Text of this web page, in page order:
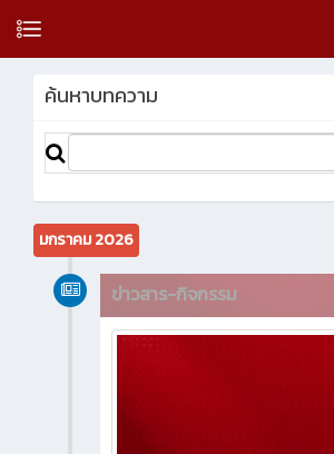
ค้นหาบทความ
มกราคม 2026
ข่าวสาร-กิจกรรม